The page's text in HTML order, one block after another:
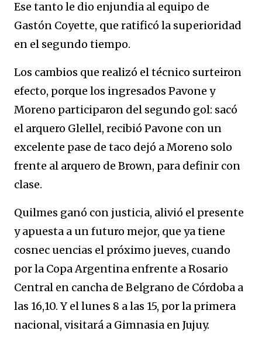
Ese tanto le dio enjundia al equipo de
Gastón Coyette, que ratificó la superioridad
en el segundo tiempo.
Los cambios que realizó el técnico surteiron
efecto, porque los ingresados Pavone y
Moreno participaron del segundo gol: sacó
el arquero Glellel, recibió Pavone con un
excelente pase de taco dejó a Moreno solo
frente al arquero de Brown, para definir con
clase.
Quilmes ganó con justicia, alivió el presente
y apuesta a un futuro mejor, que ya tiene
cosnec uencias el próximo jueves, cuando
por la Copa Argentina enfrente a Rosario
Central en cancha de Belgrano de Córdoba a
las 16,10. Y el lunes 8 a las 15, por la primera
nacional, visitará a Gimnasia en Jujuy.